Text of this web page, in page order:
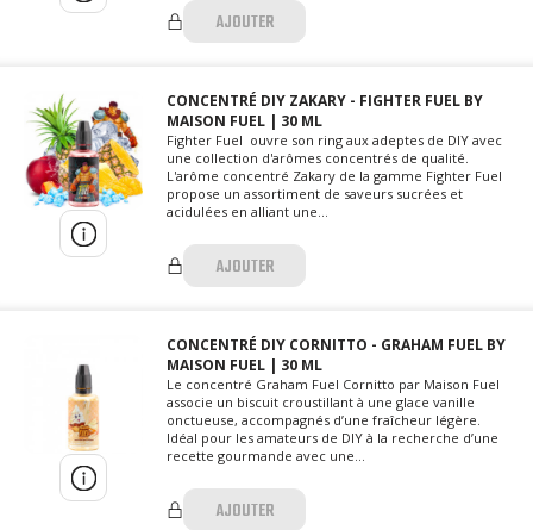
AJOUTER
CONCENTRÉ DIY ZAKARY - FIGHTER FUEL BY
MAISON FUEL | 30 ML
Fighter Fuel ouvre son ring aux adeptes de DIY avec
une collection d'arômes concentrés de qualité.
L'arôme concentré Zakary de la gamme Fighter Fuel
propose un assortiment de saveurs sucrées et
acidulées en alliant une...
AJOUTER
CONCENTRÉ DIY CORNITTO - GRAHAM FUEL BY
MAISON FUEL | 30 ML
Le concentré Graham Fuel Cornitto par Maison Fuel
associe un biscuit croustillant à une glace vanille
onctueuse, accompagnés d’une fraîcheur légère.
Idéal pour les amateurs de DIY à la recherche d’une
recette gourmande avec une...
AJOUTER